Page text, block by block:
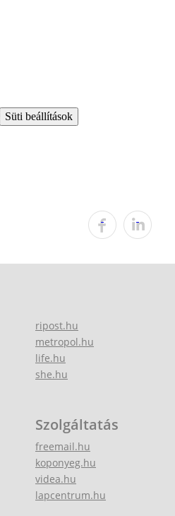
Süti beállítások
ripost.hu
metropol.hu
life.hu
she.hu
Szolgáltatás
freemail.hu
koponyeg.hu
videa.hu
lapcentrum.hu